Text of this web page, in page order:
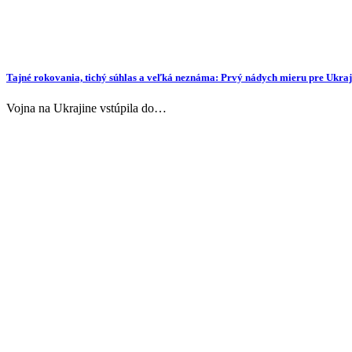
Tajné rokovania, tichý súhlas a veľká neznáma: Prvý nádych mieru pre
Vojna na Ukrajine vstúpila do…